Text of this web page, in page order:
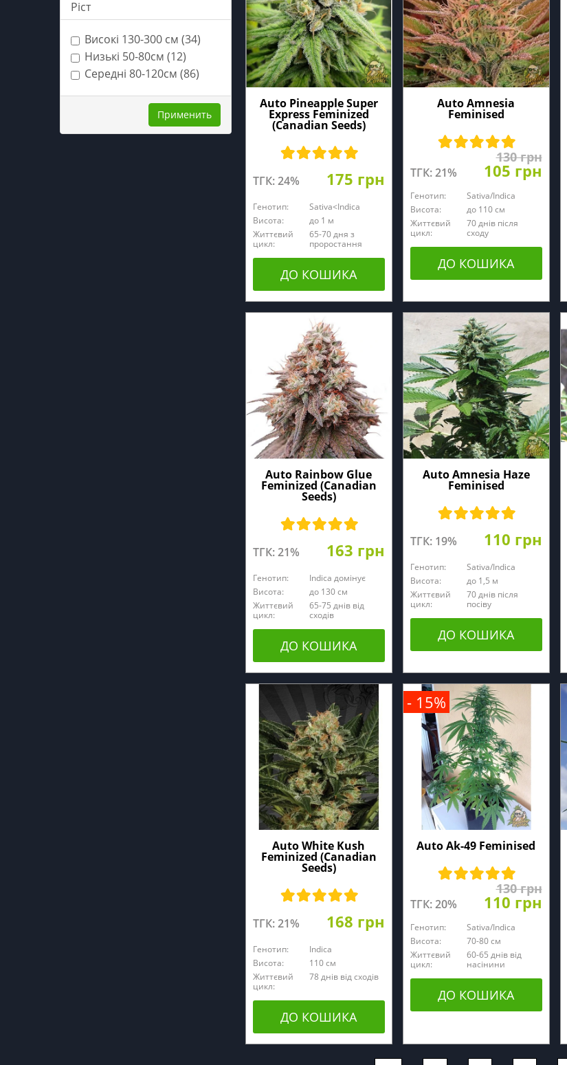
Ріст
Високі 130-300 см (34)
Низькі 50-80см (12)
Середні 80-120см (86)
Применить
Auto Pineapple Super
Express Feminized
(Canadian Seeds)
ТГК: 24% 175 грн
Генотип:
Sativa<Indica
Висота:
до 1 м
Життєвий
цикл:
65-70 дня з
проростання
ДО КОШИКА
Auto Amnesia
Feminised
ТГК: 21%
130 грн
105 грн
Генотип:
Sativa/Indica
Висота:
до 110 см
Життєвий
цикл:
70 днів після
сходу
ДО КОШИКА
Auto Rainbow Glue
Feminized (Canadian
Seeds)
ТГК: 21% 163 грн
Генотип:
Indica домінує
Висота:
до 130 cм
Життєвий
цикл:
65-75 днів від
сходів
ДО КОШИКА
Auto Amnesia Haze
Feminised
ТГК: 19% 110 грн
Генотип:
Sativa/Indica
Висота:
до 1,5 м
Життєвий
цикл:
70 днів після
посіву
ДО КОШИКА
Auto White Kush
Feminized (Canadian
Seeds)
ТГК: 21% 168 грн
Генотип:
Indica
Висота:
110 cм
Життєвий
цикл:
78 днів від сходів
ДО КОШИКА
Auto Ak-49 Feminised
ТГК: 20%
130 грн
110 грн
Генотип:
Sativa/Indica
Висота:
70-80 см
Життєвий
цикл:
60-65 днів від
насінини
ДО КОШИКА
- 15%